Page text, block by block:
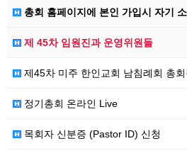
총회 홈페이지에 본인 가입시 자기 소개 소속이 빠지면 삭제의 대상이 됩
제 45차 임원진과 운영위원들
제45차 미주 한인교회 남침례회 총
정기총회 온라인 Live
목회자 신분증 (Pastor ID) 신청